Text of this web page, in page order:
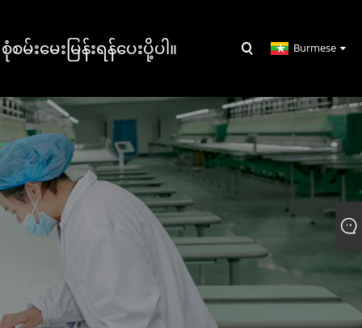
စုံစမ်းမေးမြန်းရန်ပေးပို့ပါ။ Burmese